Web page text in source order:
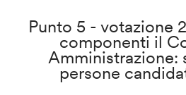
Punto 5 - votazione
componenti il
Amministrazione:
persone